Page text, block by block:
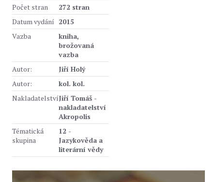
Počet stran
272 stran
Datum vydání 2015
Vazba
kniha,
brožovaná
vazba
Autor:
Jiří Holý
Autor:
kol. kol.
NakladatelstvíJiří Tomáš -
nakladatelství
Akropolis
Tématická
skupina
12 -
Jazykověda a
literární vědy